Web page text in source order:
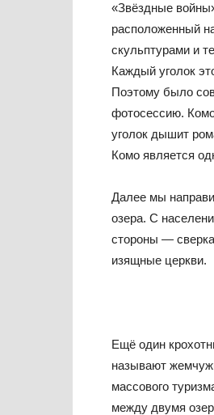
«Звёздные
расположенный
скульптурами и
Каждый уголок
Поэтому было
фотосессию.
уголок дышит
Комо является
Далее мы
озера. С
стороны —
изящные церкви.
Ещё один
называют
массового
между двумя